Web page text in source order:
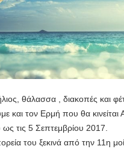
θάλασσα , διακοπές και
και τον Ερμή που θα
τις 5 Σεπτεμβρίου 2017.
του ξεκινά από την 11η